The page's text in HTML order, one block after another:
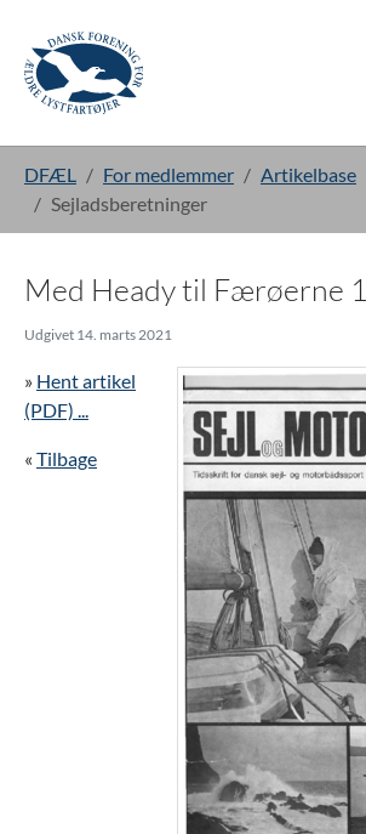
DFÆL For medlemmer
Artikelbase
Sejladsberetninger
Med Heady til Færøerne
Udgivet 14. marts 2021
» Hent artikel
(PDF) ...
« Tilbage